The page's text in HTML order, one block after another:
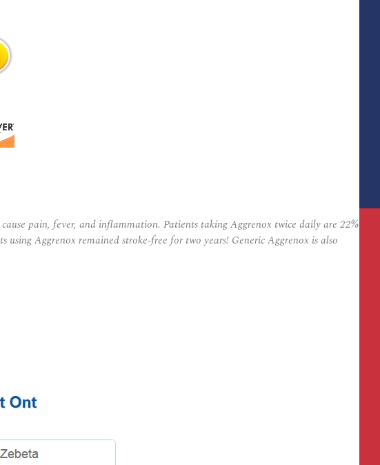
pain, fever, and inflammation. Patients taking Aggrenox twice daily are 22%
Aggrenox remained stroke-free for two years! Generic Aggrenox is also